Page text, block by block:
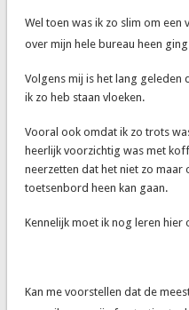
Wel toen was ik zo slim om
over mijn hele bureau heen
Volgens mij is het lang geleden
ik zo heb staan vloeken.
Vooral ook omdat ik zo trots
heerlijk voorzichtig was met
neerzetten dat het niet zo
toetsenbord heen kan gaan.
Kennelijk moet ik nog leren hier
Kan me voorstellen dat de